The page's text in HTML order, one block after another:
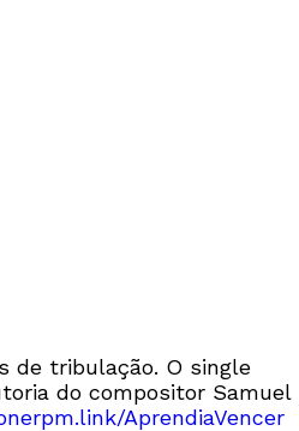
de tribulação. O single
do compositor Samuel
AprendiaVencer